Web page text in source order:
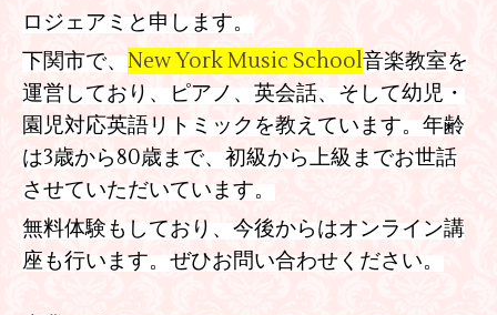
ロジェアミと申します。
下関市で、 New York Music School音楽教室を
運営しており、ピアノ、英会話、そして幼児・
園児対応英語リトミックを教えています。年齢
は3歳から80歳まで、初級から上級までお世話
させていただいています。
無料体験もしており、今後からはオンライン講
座も行います。ぜひお問い合わせください。